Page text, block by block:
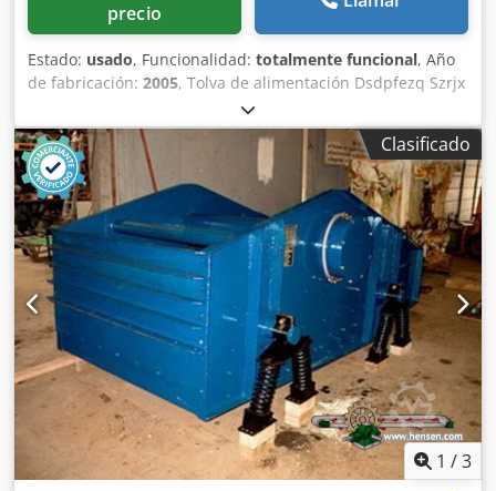
precio
Estado: usado, Funcionalidad: totalmente funcional, Año
de fabricación: 2005, Tolva de alimentación Dsdpfezq Szrjx
Adtsck Rejilla Cinta de extracción Cinta transportadora de
12 m con banda de 650 mm
Clasificado
1 /3